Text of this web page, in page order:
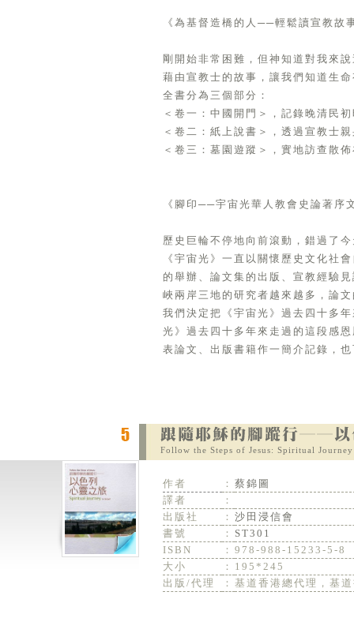
《為基督造橋的人──輕鬆讀宣教故
剛開始非常困難，但神知道對我來
藉由宣教士的故事，讓我們知道生
全書分為三個部分：
＜卷一：中國開門＞，記錄晚清民
＜卷二：紙上說書＞，透過宣教士
＜卷三：墓園遊蹤＞，實地訪查散
《腳印──宇宙光華人教會史論著序
歷史巨輪不停地向前滾動，錯過了
《宇宙光》一直以關懷歷史文化社
的舉辦、論文集的出版、宣教經驗
峽兩岸三地的研究者越來越多，論
我們決定把《宇宙光》過去四十多
光》過去四十多年來走過的這段感
表論文、出版書籍作一簡介記錄，
Follow the Steps of Jesus: Spiritual
作者 ： 蔡錦圖
譯者
：
出版社
： 沙田浸信會
書號
： ST301
ISBN
： 978-988-15233-5-8
大小
： 195*245
出版/代理
： 基道香港總代理，基